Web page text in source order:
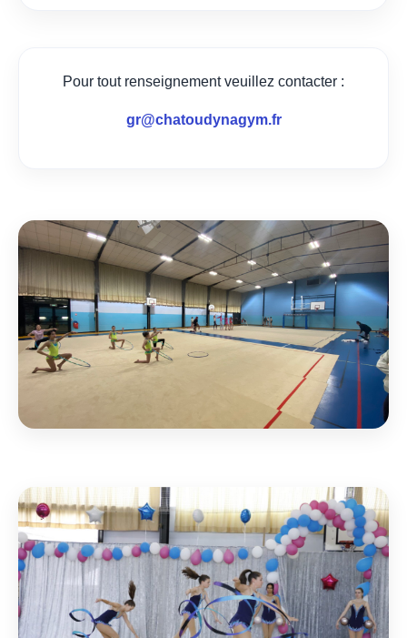
Pour tout renseignement veuillez contacter :
gr@chatoudynagym.fr